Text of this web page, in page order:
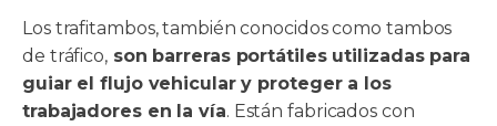
Los trafitambos, también conocidos como tambos
de tráfico,son barreras portátiles utilizadas para
guiar el flujo vehicular y proteger a los
trabajadores en la vía. Están fabricados con